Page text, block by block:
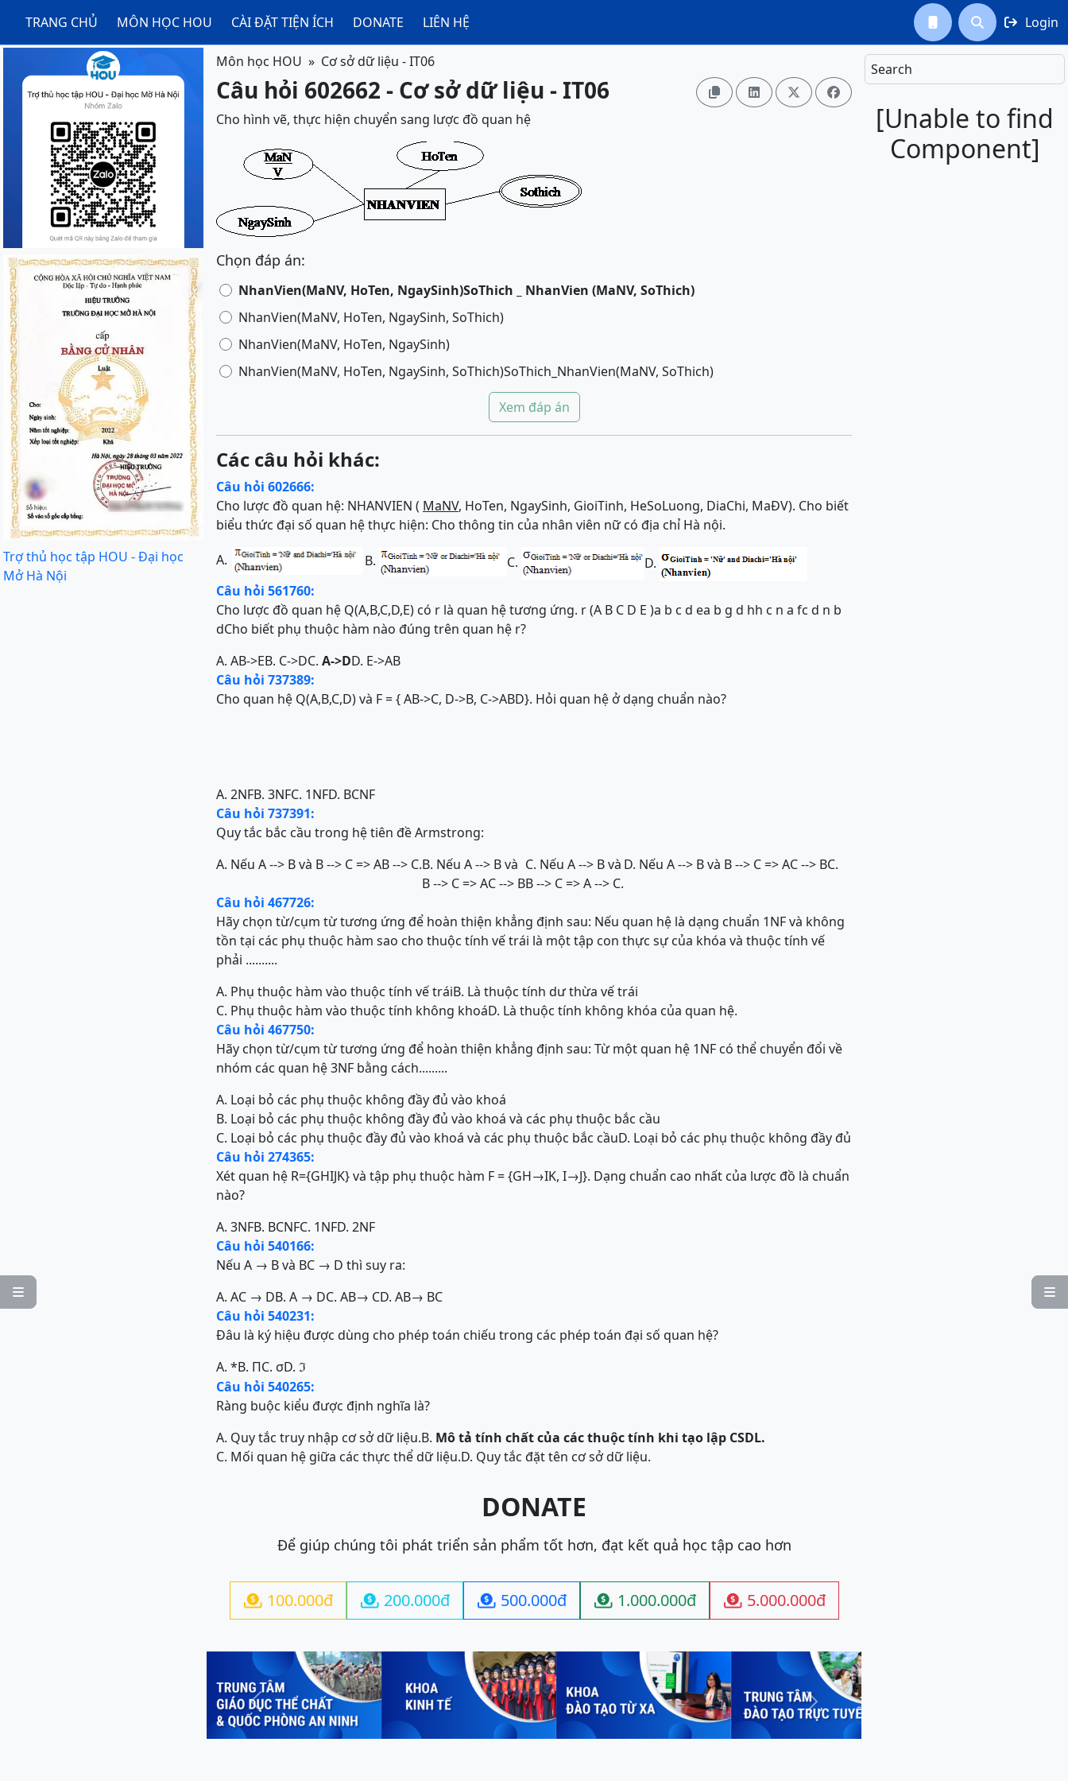
TRANG CHỦ MÔN HỌC HOU CÀI ĐẶT TIỆN ÍCH DONATE LIÊN HỆ   Login

Search
[Unable to find
Component]

Trợ thủ học tập HOU - Đại học
Mở Hà Nội
Môn học HOU Cơ sở dữ liệu - IT06
Câu hỏi 602662 - Cơ sở dữ liệu - IT06    
Cho hình vẽ, thực hiện chuyển sang lược đồ quan hệ
Chọn đáp án:
NhanVien(MaNV, HoTen, NgaySinh)SoThich _ NhanVien (MaNV, SoThich)
NhanVien(MaNV, HoTen, NgaySinh, SoThich)
NhanVien(MaNV, HoTen, NgaySinh)
NhanVien(MaNV, HoTen, NgaySinh, SoThich)SoThich_NhanVien(MaNV, SoThich)
Xem đáp án
Các câu hỏi khác:
Câu hỏi 602666:
Cho lược đồ quan hệ: NHANVIEN ( MaNV, HoTen, NgaySinh, GioiTinh, HeSoLuong, DiaChi, MaĐV). Cho biết
biểu thức đại số quan hệ thực hiện: Cho thông tin của nhân viên nữ có địa chỉ Hà nội.
A.
B. C.
D.
Câu hỏi 561760:
Cho lược đồ quan hệ Q(A,B,C,D,E) có r là quan hệ tương ứng. r (A B C D E )a b c d ea b g d hh c n a fc d n b
dCho biết phụ thuộc hàm nào đúng trên quan hệ r?
A. AB->EB. C->DC. A->DD. E->AB
Câu hỏi 737389:
Cho quan hệ Q(A,B,C,D) và F = { AB->C, D->B, C->ABD}. Hỏi quan hệ ở dạng chuẩn nào?
A. 2NFB. 3NFC. 1NFD. BCNF
Câu hỏi 737391:
Quy tắc bắc cầu trong hệ tiên đề Armstrong:
A. Nếu A --> B và B --> C => AB --> C.B. Nếu A --> B và
B --> C => AC --> B
C. Nếu A --> B và
B --> C => A --> C.
D. Nếu A --> B và B --> C => AC --> BC.
Câu hỏi 467726:
Hãy chọn từ/cụm từ tương ứng để hoàn thiện khẳng định sau: Nếu quan hệ là dạng chuẩn 1NF và không
tồn tại các phụ thuộc hàm sao cho thuộc tính vế trái là một tập con thực sự của khóa và thuộc tính vế
phải ..........
A. Phụ thuộc hàm vào thuộc tính vế tráiB. Là thuộc tính dư thừa vế trái
C. Phụ thuộc hàm vào thuộc tính không khoáD. Là thuộc tính không khóa của quan hệ.
Câu hỏi 467750:
Hãy chọn từ/cụm từ tương ứng để hoàn thiện khẳng định sau: Từ một quan hệ 1NF có thể chuyển đổi về
nhóm các quan hệ 3NF bằng cách.........
A. Loại bỏ các phụ thuộc không đầy đủ vào khoá
B. Loại bỏ các phụ thuộc không đầy đủ vào khoá và các phụ thuộc bắc cầu
C. Loại bỏ các phụ thuộc đầy đủ vào khoá và các phụ thuộc bắc cầuD. Loại bỏ các phụ thuộc không đầy đủ
Câu hỏi 274365:
Xét quan hệ R={GHIJK} và tập phụ thuộc hàm F = {GH→IK, I→J}. Dạng chuẩn cao nhất của lược đồ là chuẩn
nào?
A. 3NFB. BCNFC. 1NFD. 2NF
Câu hỏi 540166:
Nếu A → B và BC → D thì suy ra:
A. AC → DB. A → DC. AB→ CD. AB→ BC
Câu hỏi 540231:
Đâu là ký hiệu được dùng cho phép toán chiếu trong các phép toán đại số quan hệ?
A. *B. ΠC. σD. ℑ
Câu hỏi 540265:
Ràng buộc kiểu được định nghĩa là?
A. Quy tắc truy nhập cơ sở dữ liệu.B. Mô tả tính chất của các thuộc tính khi tạo lập CSDL.
C. Mối quan hệ giữa các thực thể dữ liệu.D. Quy tắc đặt tên cơ sở dữ liệu.
DONATE
Để giúp chúng tôi phát triển sản phẩm tốt hơn, đạt kết quả học tập cao hơn
 100.000đ  200.000đ  500.000đ  1.000.000đ  5.000.000đ
Previous Next